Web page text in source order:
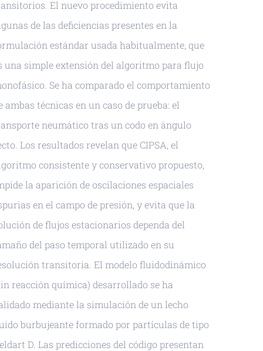
El nuevo procedimiento evita
de las deficiencias presentes en la
estándar usada habitualmente, que
una simple extensión del algoritmo para flujo
Se ha comparado el comportamiento
ambas técnicas en un caso de prueba: el
neumático tras un codo en ángulo
Los resultados revelan que CIPSA, el
consistente y conservativo propuesto,
la aparición de oscilaciones espaciales
en el campo de presión, y evita que la
de flujos estacionarios dependa del
del paso temporal utilizado en su
transitoria. El modelo fluidodinámico
reacción química) desarrollado se ha
mediante la simulación de un lecho
burbujeante formado por partículas de tipo
D. Las predicciones del código presentan